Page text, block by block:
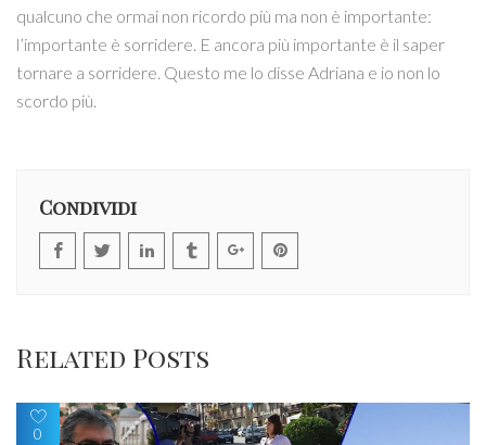
qualcuno che ormai non ricordo più ma non è importante:
l’importante è sorridere. E ancora più importante è il saper
tornare a sorridere. Questo me lo disse Adriana e io non lo
scordo più.
Condividi
Related Posts
0